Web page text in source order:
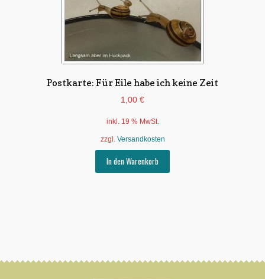
Postkarte: Für Eile habe ich keine Zeit
1,00 €
inkl. 19 % MwSt.
zzgl. Versandkosten
In den Warenkorb